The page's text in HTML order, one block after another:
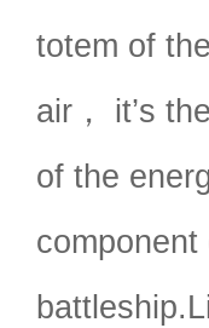
totem of
air， it’s
of the